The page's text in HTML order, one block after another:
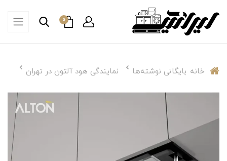
0
خانه بایگانی نوشته‌ها نمایندگی هود آلتون در تهران